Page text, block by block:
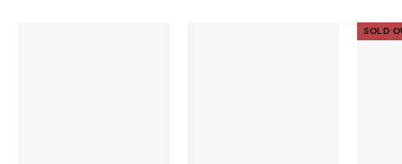
SOLD